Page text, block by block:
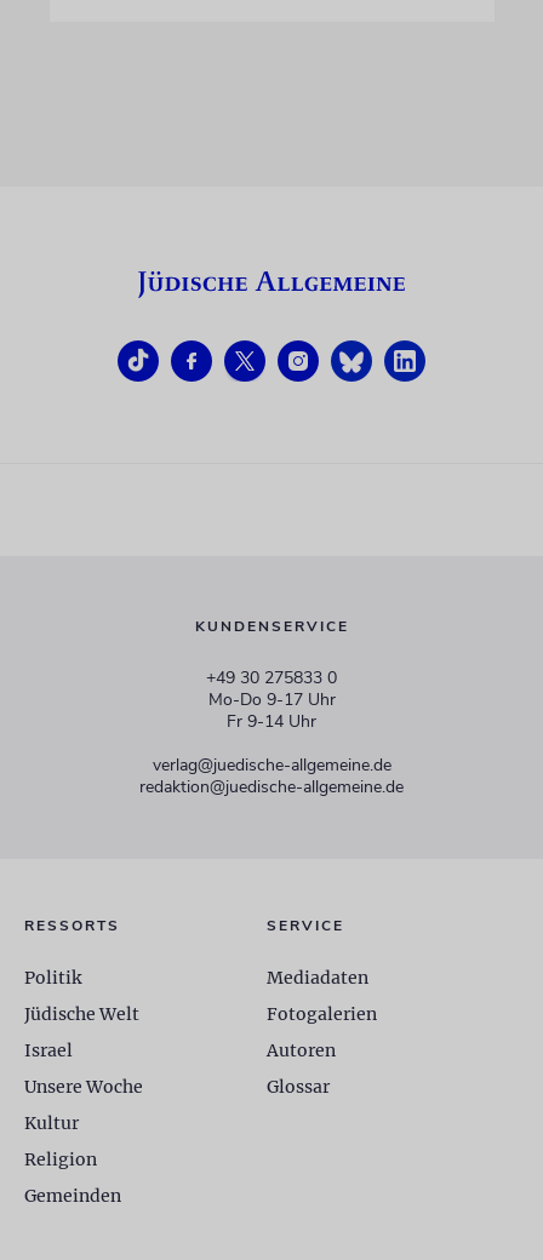
KUNDENSERVICE
+49 30 275833 0
Mo-Do 9-17 Uhr
Fr 9-14 Uhr
verlag@juedische-allgemeine.de
redaktion@juedische-allgemeine.de
RESSORTS
Politik
Jüdische Welt
Israel
Unsere Woche
Kultur
Religion
Gemeinden
SERVICE
Mediadaten
Fotogalerien
Autoren
Glossar